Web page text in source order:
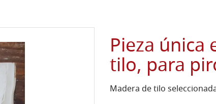
Pieza única
tilo, para
Madera de tilo